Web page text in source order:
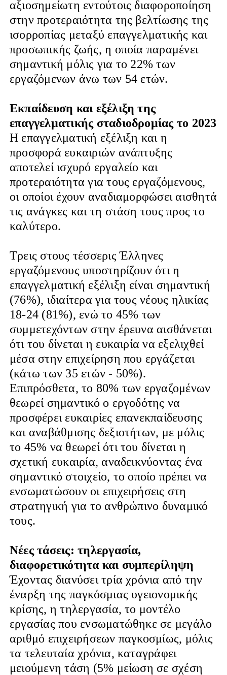
αξιοσημείωτη εντούτοις διαφοροποίηση
στην προτεραιότητα της βελτίωσης της
ισορροπίας μεταξύ επαγγελματικής και
προσωπικής ζωής, η οποία παραμένει
σημαντική μόλις για το 22% των
εργαζόμενων άνω των 54 ετών.
Εκπαίδευση και εξέλιξη της
επαγγελματικής σταδιοδρομίας το 2023
Η επαγγελματική εξέλιξη και η
προσφορά ευκαιριών ανάπτυξης
αποτελεί ισχυρό εργαλείο και
προτεραιότητα για τους εργαζόμενους,
οι οποίοι έχουν αναδιαμορφώσει αισθητά
τις ανάγκες και τη στάση τους προς το
καλύτερο.
Τρεις στους τέσσερις Έλληνες
εργαζόμενους υποστηρίζουν ότι η
επαγγελματική εξέλιξη είναι σημαντική
(76%), ιδιαίτερα για τους νέους ηλικίας
18-24 (81%), ενώ το 45% των
συμμετεχόντων στην έρευνα αισθάνεται
ότι του δίνεται η ευκαιρία να εξελιχθεί
μέσα στην επιχείρηση που εργάζεται
(κάτω των 35 ετών - 50%).
Επιπρόσθετα, το 80% των εργαζομένων
θεωρεί σημαντικό ο εργοδότης να
προσφέρει ευκαιρίες επανεκπαίδευσης
και αναβάθμισης δεξιοτήτων, με μόλις
το 45% να θεωρεί ότι του δίνεται η
σχετική ευκαιρία, αναδεικνύοντας ένα
σημαντικό στοιχείο, το οποίο πρέπει να
ενσωματώσουν οι επιχειρήσεις στη
στρατηγική για το ανθρώπινο δυναμικό
τους.
Νέες τάσεις: τηλεργασία,
διαφορετικότητα και συμπερίληψη
Έχοντας διανύσει τρία χρόνια από την
έναρξη της παγκόσμιας υγειονομικής
κρίσης, η τηλεργασία, το μοντέλο
εργασίας που ενσωματώθηκε σε μεγάλο
αριθμό επιχειρήσεων παγκοσμίως, μόλις
τα τελευταία χρόνια, καταγράφει
μειούμενη τάση (5% μείωση σε σχέση